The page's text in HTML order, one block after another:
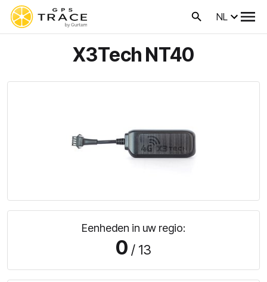
NL
X3Tech NT40
Eenheden in uw regio:
0 / 13